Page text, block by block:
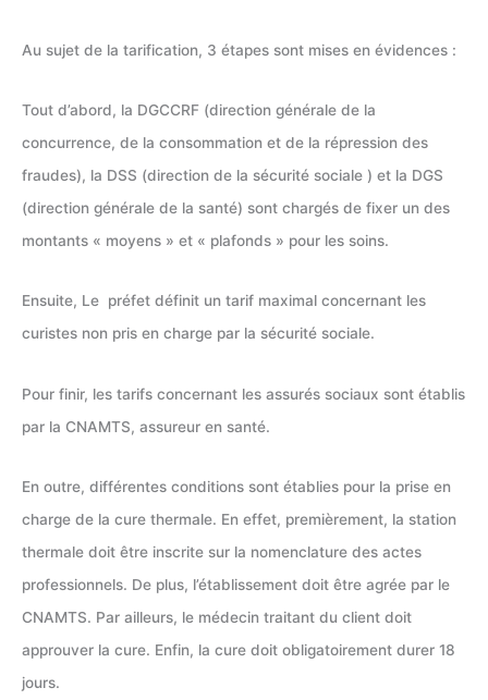
Au sujet de la tarification, 3 étapes sont mises en évidences :
Tout d’abord, la DGCCRF (direction générale de la
concurrence, de la consommation et de la répression des
fraudes), la DSS (direction de la sécurité sociale ) et la DGS
(direction générale de la santé) sont chargés de fixer un des
montants « moyens » et « plafonds » pour les soins.
Ensuite, Le préfet définit un tarif maximal concernant les
curistes non pris en charge par la sécurité sociale.
Pour finir, les tarifs concernant les assurés sociaux sont établis
par la CNAMTS, assureur en santé.
En outre, différentes conditions sont établies pour la prise en
charge de la cure thermale. En effet, premièrement, la station
thermale doit être inscrite sur la nomenclature des actes
professionnels. De plus, l’établissement doit être agrée par le
CNAMTS. Par ailleurs, le médecin traitant du client doit
approuver la cure. Enfin, la cure doit obligatoirement durer 18
jours.